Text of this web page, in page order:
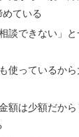
ている
談できない」
使っているから
額は少額だから